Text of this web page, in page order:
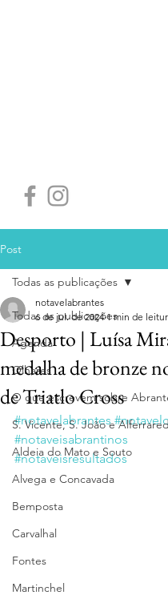
Post
Todas as publicações
Agenda
Olhares
O que escrevem sobre
S. Vicente, S. João e
Aldeia do Mato e Souto
Alvega e Concavada
Bemposta
Carvalhal
Fontes
Martinchel
Todas as publicações
Desporto | Luísa
medalha de bronze
de Triatlo Cross
notavelabrantes
6 de jul. de 2024 1 min de
#notavelabrantes
#notaveisabrantinos
#notaveisresultados